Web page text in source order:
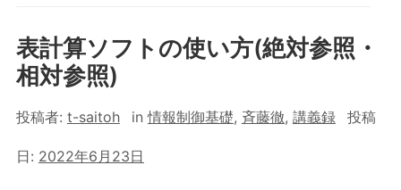
表計算ソフトの使い方(絶対参照・
相対参照)
投稿者: t-saitoh in情報制御基礎, 斉藤徹, 講義録 投稿
日: 2022年6月23日